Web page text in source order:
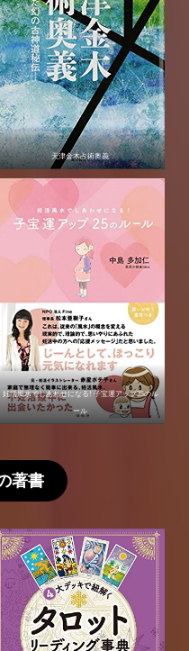
天津金木占術奥義
妊活風水でしあわせになる! 子宝運アップ25のル
ール
著書